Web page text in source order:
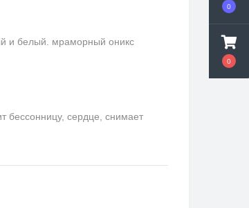
0
0
и белый. мраморный оникс
бессонницу, сердце, снимает